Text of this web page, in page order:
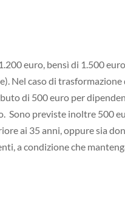
euro, bensì di 1.500
Nel caso di trasformazione
di 500 euro per
Sono previste inoltre 500
ai 35 anni, oppure sia
a condizione che